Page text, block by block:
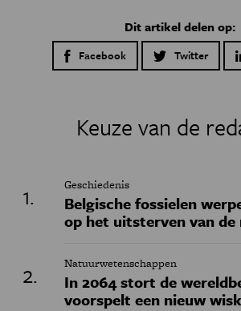
Dit artikel delen op:
Facebook Twitter
Keuze van de
Geschiedenis
Belgische fossielen
op het uitsterven van de
Natuurwetenschappen
In 2064 stort de
voorspelt een nieuw